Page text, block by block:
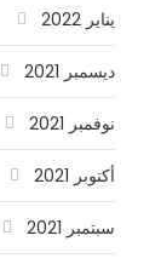
يناير 2022
ديسمبر 2021
نوفمبر 2021
أكتوبر 2021
سبتمبر 2021